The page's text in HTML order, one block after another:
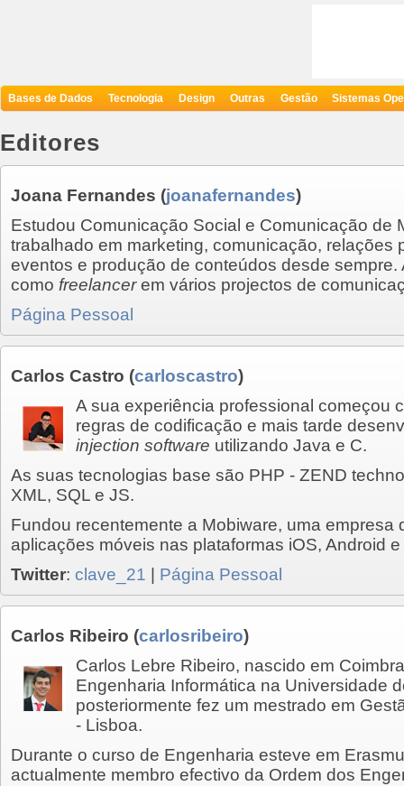
Bases de Dados Tecnologia Design Outras Gestão Sistemas
Editores
Joana Fernandes (joanafernandes)
Estudou Comunicação Social e Comunicação de
trabalhado em marketing, comunicação, relações
eventos e produção de conteúdos desde sempre.
como freelancerem vários projectos de
Página Pessoal
Carlos Castro (carloscastro)
A sua experiência professional começou
regras de codificação e mais tarde
injection software utilizando Java e C.
As suas tecnologias base são PHP - ZEND
XML, SQL e JS.
Fundou recentemente a Mobiware, uma empresa
aplicações móveis nas plataformas iOS, Android
Twitter: clave_21 Página Pessoal
Carlos Ribeiro (carlosribeiro)
Carlos Lebre Ribeiro, nascido em
Engenharia Informática na Universidade
posteriormente fez um mestrado em
- Lisboa.
Durante o curso de Engenharia esteve em
actualmente membro efectivo da Ordem dos